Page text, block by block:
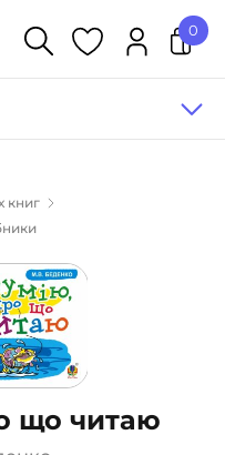
(1015)
(527)
(55)
0
книг
що читаю